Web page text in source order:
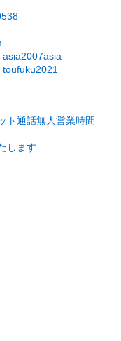
ト通話無人営業時間
します